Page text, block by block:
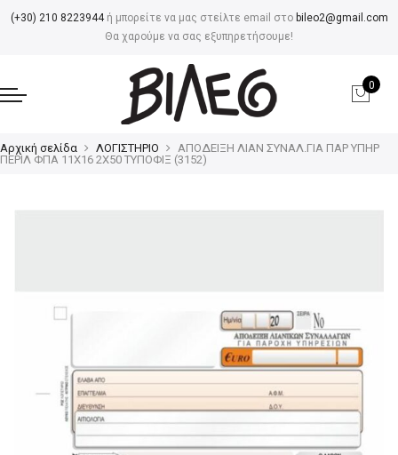
(+30) 210 8223944ή μπορείτε να μας στείλτε email στο bileo2@gmail.com
Θα χαρούμε να σας εξυπηρετήσουμε!
0
Αρχική σελίδα ΛΟΓΙΣΤΗΡΙΟ
ΑΠΟΔΕΙΞΗ ΛΙΑΝ ΣΥΝΑΛ.ΓΙΑ ΠΑΡ ΥΠΗΡ
ΠΕΡΙΛ ΦΠΑ 11Χ16 2Χ50 ΤΥΠΟΦΙΞ (3152)